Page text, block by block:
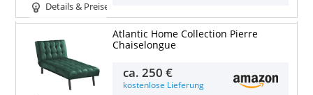
Details & Preise
Atlantic Home Collection Pierre
Chaiselongue
ca.250 €
kostenlose Lieferung